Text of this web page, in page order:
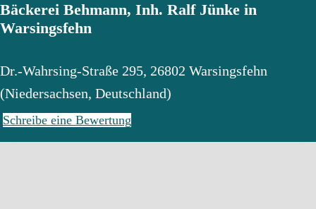
Bäckerei Behmann, Inh. Ralf Jünke in
Warsingsfehn
Dr.-Wahrsing-Straße 295, 26802 Warsingsfehn
(Niedersachsen, Deutschland)
Schreibe eine Bewertung